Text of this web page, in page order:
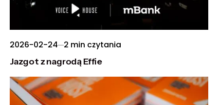
2026-02-24 2 min czytania
Jazgot z nagrodą Effie